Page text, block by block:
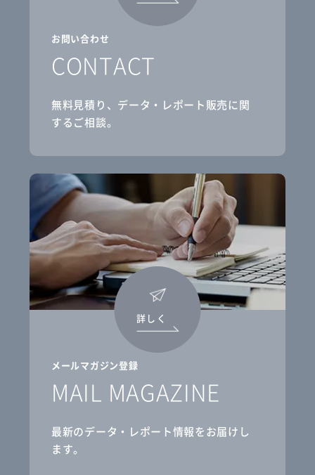
お問い合わせ
CONTACT
無料見積り、データ・レポート販売に関
するご相談。
メールマガジン登録
MAIL MAGAZINE
最新のデータ・レポート情報をお届けし
ます。
詳しく